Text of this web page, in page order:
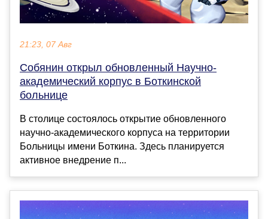
21:23, 07 Авг
Собянин открыл обновленный Научно-
академический корпус в Боткинской
больнице
В столице состоялось открытие обновленного
научно-академического корпуса на территории
Больницы имени Боткина. Здесь планируется
активное внедрение п...